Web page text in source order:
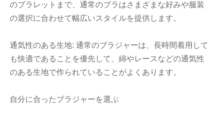
のブラレットまで、通常のブラはさまざまな好みや服装
の選択に合わせて幅広いスタイルを提供します。
通気性のある生地: 通常のブラジャーは、長時間着用して
も快適であることを優先して、綿やレースなどの通気性
のある生地で作られていることがよくあります。
自分に合ったブラジャーを選ぶ